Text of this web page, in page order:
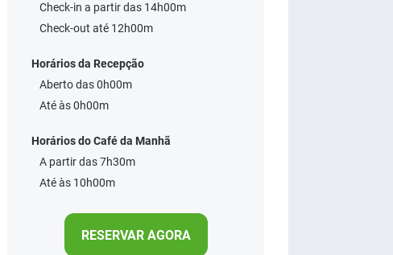
Check-in a partir das 14h00m
Check-out até 12h00m
Horários da Recepção
Aberto das 0h00m
Até às 0h00m
Horários do Café da Manhã
A partir das 7h30m
Até às 10h00m
RESERVAR AGORA